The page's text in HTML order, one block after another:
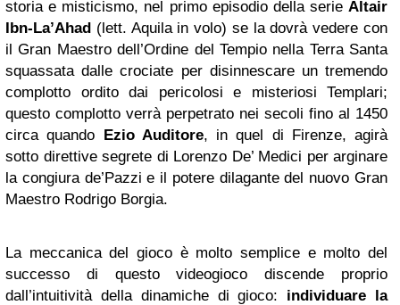
storia e misticismo, nel primo episodio della serie Altair
Ibn-La’Ahad (lett. Aquila in volo) se la dovrà vedere con
il Gran Maestro dell’Ordine del Tempio nella Terra Santa
squassata dalle crociate per disinnescare un tremendo
complotto ordito dai pericolosi e misteriosi Templari;
questo complotto verrà perpetrato nei secoli fino al 1450
circa quando Ezio Auditore, in quel di Firenze, agirà
sotto direttive segrete di Lorenzo De’ Medici per arginare
la congiura de’Pazzi e il potere dilagante del nuovo Gran
Maestro Rodrigo Borgia.
La meccanica del gioco è molto semplice e molto del
successo di questo videogioco discende proprio
dall’intuitività della dinamiche di gioco: individuare la